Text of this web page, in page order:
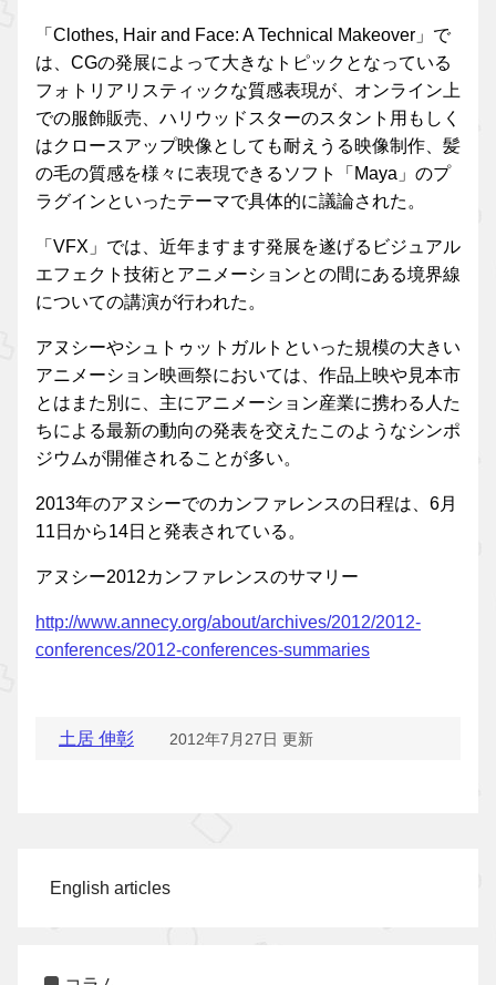
「Clothes, Hair and Face: A Technical Makeover」で
は、CGの発展によって大きなトピックとなっている
フォトリアリスティックな質感表現が、オンライン上
での服飾販売、ハリウッドスターのスタント用もしく
はクロースアップ映像としても耐えうる映像制作、髪
の毛の質感を様々に表現できるソフト「Maya」のプ
ラグインといったテーマで具体的に議論された。
「VFX」では、近年ますます発展を遂げるビジュアル
エフェクト技術とアニメーションとの間にある境界線
についての講演が行われた。
アヌシーやシュトゥットガルトといった規模の大きい
アニメーション映画祭においては、作品上映や見本市
とはまた別に、主にアニメーション産業に携わる人た
ちによる最新の動向の発表を交えたこのようなシンポ
ジウムが開催されることが多い。
2013年のアヌシーでのカンファレンスの日程は、6月
11日から14日と発表されている。
アヌシー2012カンファレンスのサマリー
http://www.annecy.org/about/archives/2012/2012-
conferences/2012-conferences-summaries
土居 伸彰 2012年7月27日 更新
English articles